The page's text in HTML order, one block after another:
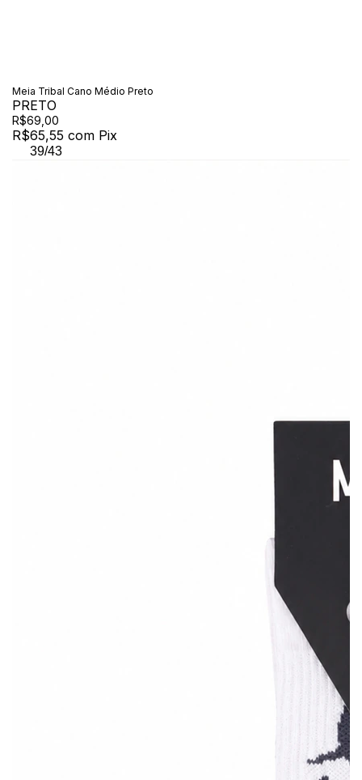
Meia Tribal Cano Médio Preto
PRETO
R$69,00
R$65,55 com Pix
39/43